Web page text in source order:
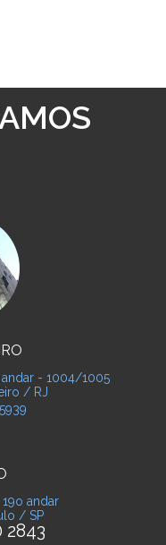
andar - 1004/1005
/ RJ
19o andar
/ SP
2843